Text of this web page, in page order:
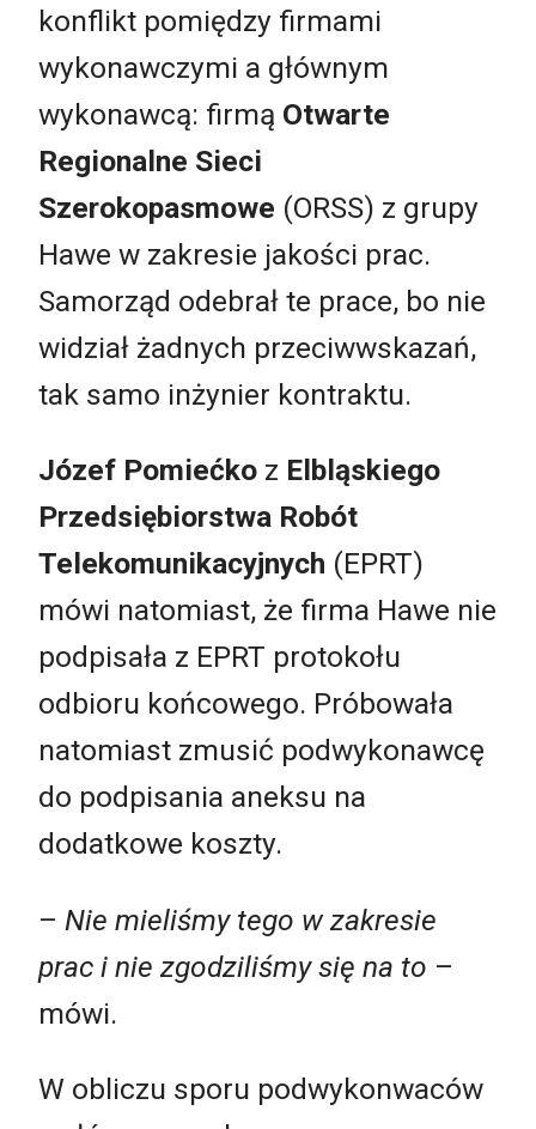
konflikt pomiędzy firmami
wykonawczymi a głównym
wykonawcą: firmą Otwarte
Regionalne Sieci
Szerokopasmowe (ORSS) z grupy
Hawe w zakresie jakości prac.
Samorząd odebrał te prace, bo nie
widział żadnych przeciwwskazań,
tak samo inżynier kontraktu.
Józef Pomiećko z Elbląskiego
Przedsiębiorstwa Robót
Telekomunikacyjnych (EPRT)
mówi natomiast, że firma Hawe nie
podpisała z EPRT protokołu
odbioru końcowego. Próbowała
natomiast zmusić podwykonawcę
do podpisania aneksu na
dodatkowe koszty.
– Nie mieliśmy tego w zakresie
prac i nie zgodziliśmy się na to –
mówi.
W obliczu sporu podwykonwaców